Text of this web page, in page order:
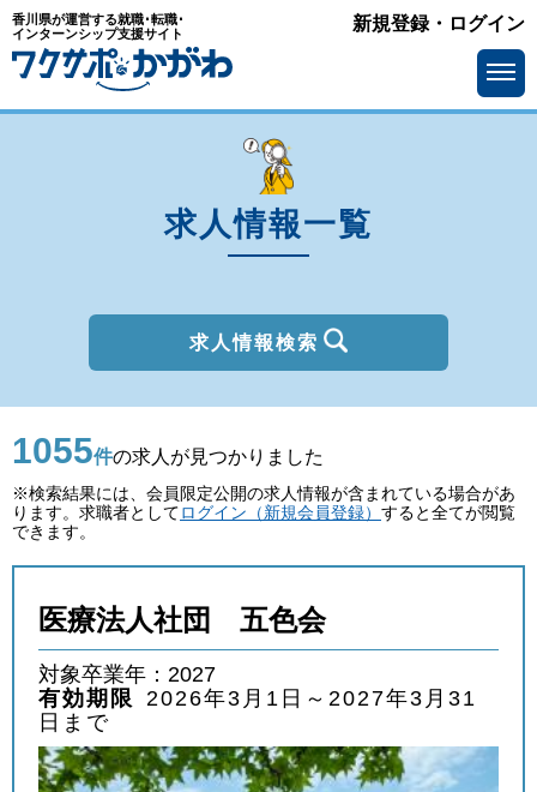
香川県が運営する就職･転職･
インターンシップ支援サイト
新規登録・ログイン
求人情報一覧
求人情報検索
種別を選ぶ
基本給を選ぶ
転勤の有無で選ぶ
外国人材採用で選ぶ
キーワード
検索
1055件の求人が見つかりました
※検索結果には、会員限定公開の求人情報が含まれている場合があ
ります。求職者としてログイン（新規会員登録） すると全てが閲覧
できます。
医療法人社団 五色会
対象卒業年：2027
有効期限 2026年3月1日～2027年3月31
日まで